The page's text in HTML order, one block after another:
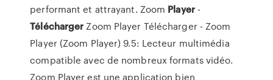
performant et attrayant. Zoom Player-
TéléchargerZoom Player Télécharger - Zoom
Player (Zoom Player) 9.5: Lecteur multimédia
compatible avec de nombreux formats vidéo.
Zoom Player est une application bien